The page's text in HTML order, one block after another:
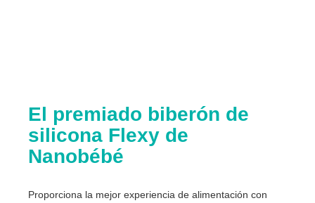
El premiado biberón de
silicona Flexy de
Nanobébé
Proporciona la mejor experiencia de alimentación con